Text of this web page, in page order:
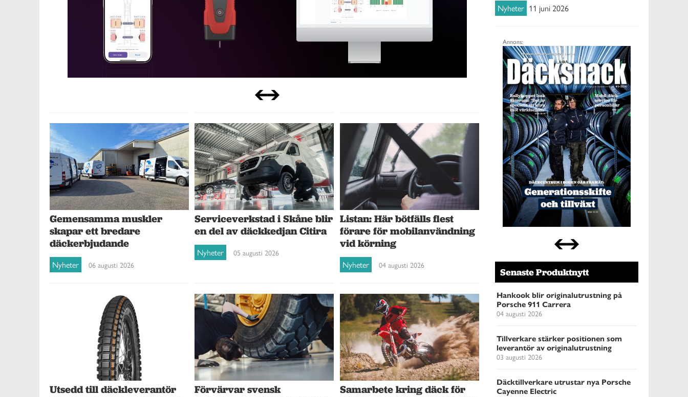
Gemensamma muskler
skapar ett bredare
däckerbjudande
Nyheter 06 augusti 2026
Serviceverkstad i Skåne blir
en del av däckkedjan Citira
Nyheter 05 augusti 2026
Listan: Här bötfälls flest
förare för mobilanvändning
vid körning
Nyheter 04 augusti 2026
Utsedd till däckleverantör
Förvärvar svensk
Samarbete kring däck för
Nyheter 11 juni 2026
Annons:
Senaste Produktnytt
Hankook blir originalutrustning på
Porsche 911 Carrera
04 augusti 2026
Tillverkare stärker positionen som
leverantör av originalutrustning
03 augusti 2026
Däcktillverkare utrustar nya Porsche
Cayenne Electric